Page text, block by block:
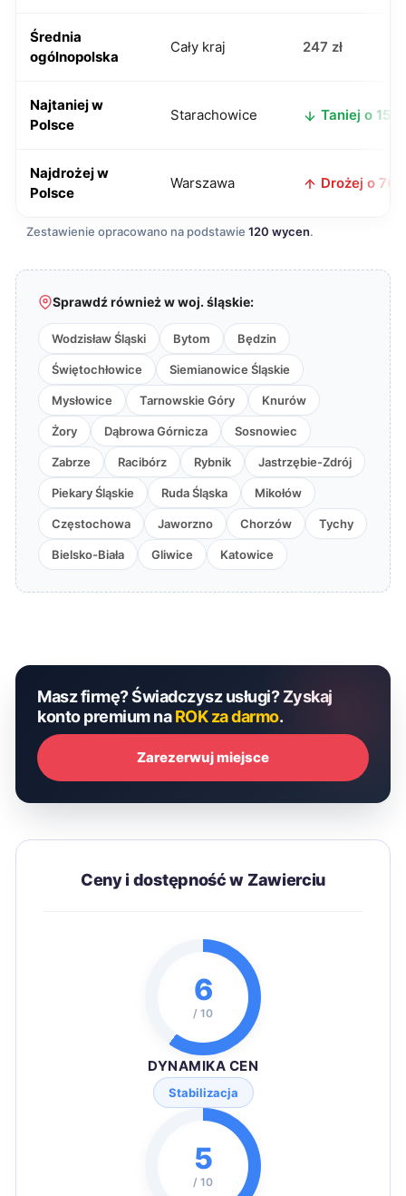
Średnia
ogólnopolska
Cały kraj 247 zł
Najtaniej w
Polsce
Starachowice Taniej o 15 zł
Najdrożej w
Polsce
Warszawa Drożej o 76
Zestawienie opracowano na podstawie 120 wycen.
Sprawdź również w woj. śląskie:
Wodzisław Śląski Bytom Będzin
Świętochłowice Siemianowice Śląskie
Mysłowice Tarnowskie Góry Knurów
Żory Dąbrowa Górnicza Sosnowiec
Zabrze Racibórz Rybnik Jastrzębie-Zdrój
Piekary Śląskie Ruda Śląska Mikołów
Częstochowa Jaworzno Chorzów Tychy
Bielsko-Biała Gliwice Katowice
Masz firmę? Świadczysz usługi? Zyskaj
konto premium naROK za darmo.
Zarezerwuj miejsce
Ceny i dostępność w Zawierciu
6
/ 10
DYNAMIKA CEN
Stabilizacja
5
/ 10